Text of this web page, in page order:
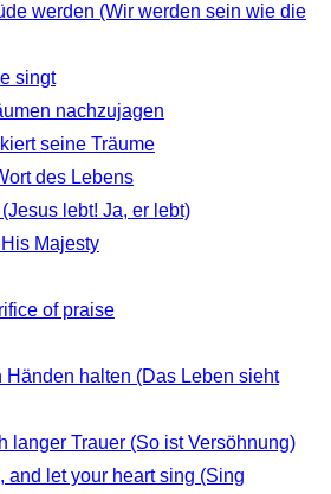
werden (Wir werden sein wie die
singt
nachzujagen
seine Träume
des Lebens
lebt! Ja, er lebt)
Majesty
of praise
Händen halten (Das Leben sieht
langer Trauer (So ist Versöhnung)
and let your heart sing (Sing